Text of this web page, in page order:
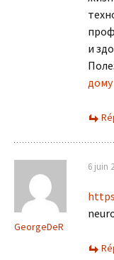
и
дому
GeorgeDeR
6 juin